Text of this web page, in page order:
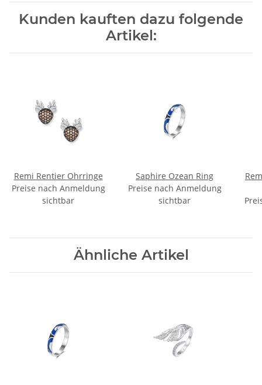
Kunden kauften dazu folgende
Artikel:
Remi Rentier Ohrringe
Preise nach Anmeldung
sichtbar
Saphire Ozean Ring
Preise nach Anmeldung
sichtbar
Ähnliche Artikel